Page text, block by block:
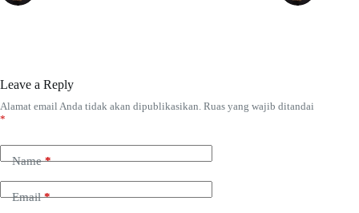
Leave a Reply
Alamat email Anda tidak akan dipublikasikan. Ruas yang wajib ditandai
*
Name*
Email*